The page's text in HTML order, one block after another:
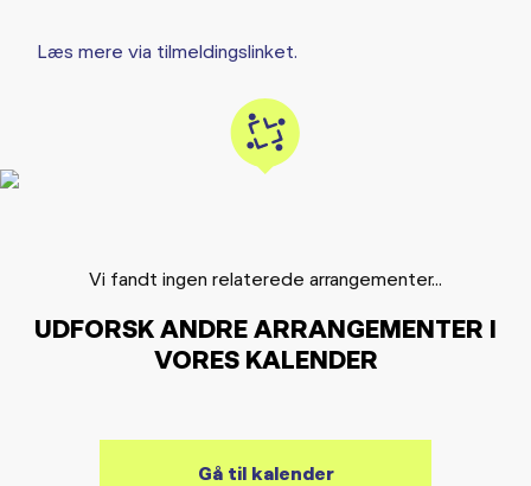
Læs mere via tilmeldingslinket.
Vi fandt ingen relaterede arrangementer...
UDFORSK ANDRE ARRANGEMENTER I
VORES KALENDER
Gå til kalender